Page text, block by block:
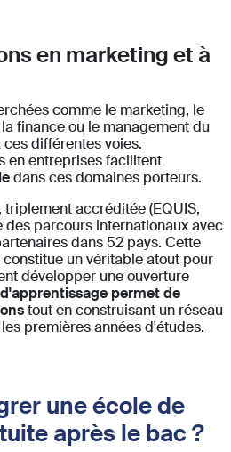
en marketing et à
comme le marketing, le
finance ou le management du
différentes voies.
en entreprises facilitent
dans ces domaines porteurs.
triplement accréditée (EQUIS,
des parcours internationaux avec
dans 52 pays. Cette
un véritable atout pour
développer une ouverture
permet de
tout en construisant un réseau
premières années d'études.
une école de
après le bac ?